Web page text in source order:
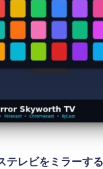
テレビをミラーす